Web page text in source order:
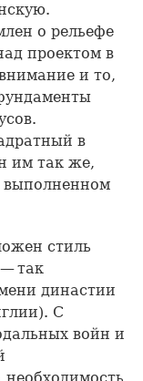
о рельефе
проектом в
и то,
в
им так же,
выполненном
стиль
так
династии
С
войн и